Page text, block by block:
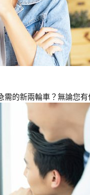
的新兩輪車？無論您